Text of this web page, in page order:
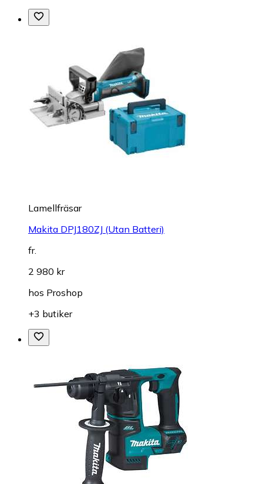
Lamellfräsar
Makita DPJ180ZJ (Utan Batteri)
fr.
2 980 kr
hos Proshop
+3 butiker